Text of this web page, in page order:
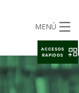
MENÚ
ACCESOS
RAPIDOS